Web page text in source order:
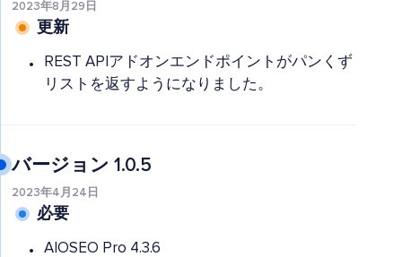
2023年8月29日
更新
REST APIアドオンエンドポイントがパンくず
リストを返すようになりました。
バージョン 1.0.5
2023年4月24日
必要
AIOSEO Pro 4.3.6